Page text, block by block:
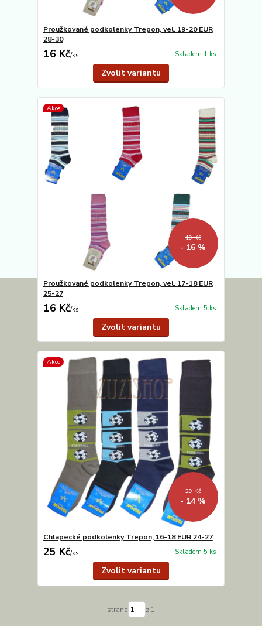
Proužkované podkolenky Trepon, vel. 19-20 EUR
28-30
16 Kč/ks Skladem 1 ks
Zvolit variantu
Akce
19 Kč
- 16 %
Proužkované podkolenky Trepon, vel. 17-18 EUR
25-27
16 Kč/ks Skladem 5 ks
Zvolit variantu
Akce
29 Kč
- 14 %
Chlapecké podkolenky Trepon, 16-18 EUR 24-27
25 Kč/ks Skladem 5 ks
Zvolit variantu
strana z 1